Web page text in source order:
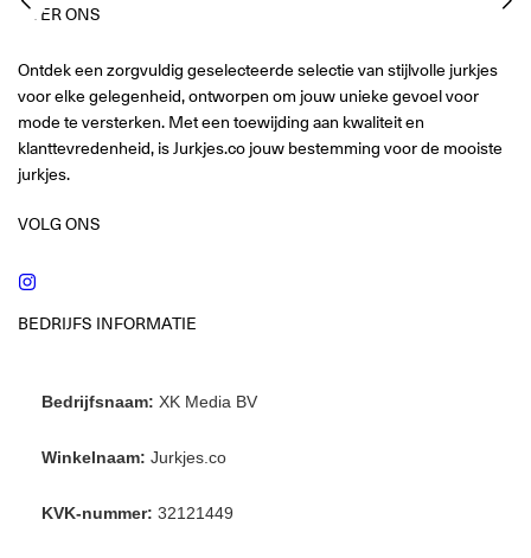
OVER ONS
Ontdek een zorgvuldig geselecteerde selectie van stijlvolle jurkjes
voor elke gelegenheid, ontworpen om jouw unieke gevoel voor
mode te versterken. Met een toewijding aan kwaliteit en
klanttevredenheid, is Jurkjes.co jouw bestemming voor de mooiste
jurkjes.
VOLG ONS
BEDRIJFS INFORMATIE
Bedrijfsnaam: XK Media BV
Winkelnaam: Jurkjes.co
KVK-nummer: 32121449